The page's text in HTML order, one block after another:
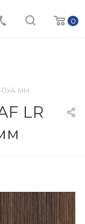
0
мм
LR